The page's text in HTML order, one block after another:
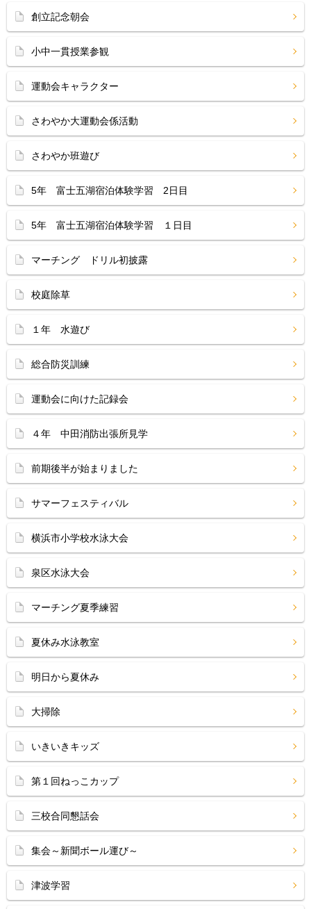
創立記念朝会
小中一貫授業参観
運動会キャラクター
さわやか大運動会係活動
さわやか班遊び
5年 富士五湖宿泊体験学習 2日目
5年 富士五湖宿泊体験学習 １日目
マーチング ドリル初披露
校庭除草
１年 水遊び
総合防災訓練
運動会に向けた記録会
４年 中田消防出張所見学
前期後半が始まりました
サマーフェスティバル
横浜市小学校水泳大会
泉区水泳大会
マーチング夏季練習
夏休み水泳教室
明日から夏休み
大掃除
いきいきキッズ
第１回ねっこカップ
三校合同懇話会
集会～新聞ボール運び～
津波学習